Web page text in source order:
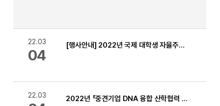
22.03
04
[행사안내] 2022년 국제 대학생 자율주행 경진대회 참가자 모집중(~3.13)
22.03 2022년 『중견기업 DNA 융합 산학협력 프로젝트』시행계획 공고